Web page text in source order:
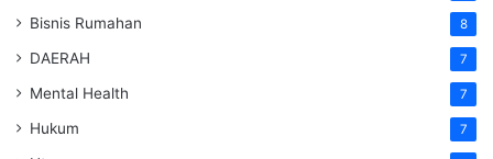
Bisnis Rumahan 8
DAERAH 7
Mental Health 7
Hukum 7